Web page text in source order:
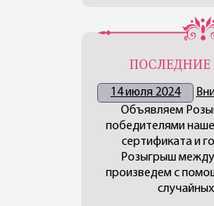
ПОСЛЕДНИЕ
14 июля 2024
Объявляем
победителями
сертификата и
Розыгрыш
произведем с